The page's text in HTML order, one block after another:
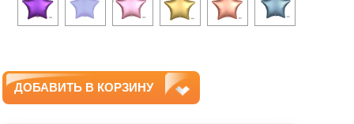
ДОБАВИТЬ В КОРЗИНУ